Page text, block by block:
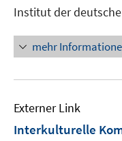
neuem
Fenster
öffnen
Institut der
mehr
Externer Link
Interkulturelle